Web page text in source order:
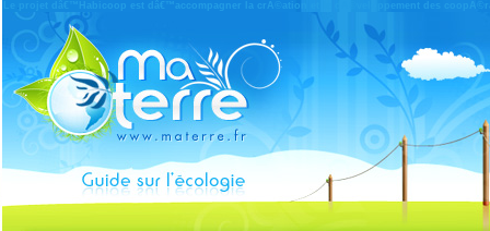
Le projet dâ€™Habicoop est dâ€™accompagner la crÃ©ation et le dÃ©veloppement des